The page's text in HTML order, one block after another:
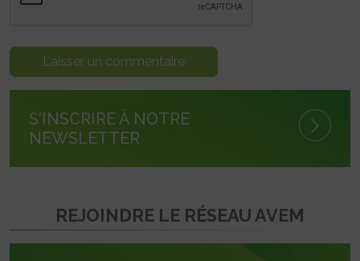
S'INSCRIRE À NOTRE
NEWSLETTER
REJOINDRE LE RÉSEAU AVEM